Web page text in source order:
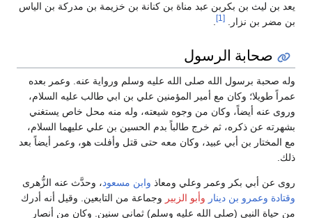
يعد بن ليث بن بكربن عبد مناة بن كنانة بن خزيمة بن مدركة بن الياس
بن مضر بن نزار. [1]
.
صحابة الرسول
وله صحبة برسول الله صلى الله عليه وسلم ورواية عنه. وعمر بعده
عمراً طويلا؛ وكان مع أمير المؤمنين علي بن ابي طالب عليه السلام،
وروى عنه أيضاً، وكان من وجوه شيعته، وله منه محل خاص يستغني
بشهرته عن ذكره، ثم خرج طالباً بدم الحسين بن علي عليهما السلام،
مع المختار بن أبي عبيد، وكان معه حتى قتل وأفلت هو، وعمر أيضاً بعد
ذلك.
روى عن أبي بكر وعمر وعلي ومعاذ وابن مسعود، وحدَّث عنه الزُّهرى
وقتادة وعمرو بن دينار وأبو الزبير وجماعة من التابعين. وقيل أنه أدرك
من حياة النبى (صلى الله عليه وسلم) ثماني سنين. وكان من أنصار